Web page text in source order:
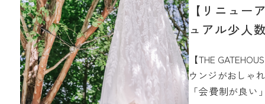
【リニュ
ュアル少人
【THE
ウンジがおしゃ
「会費制が良